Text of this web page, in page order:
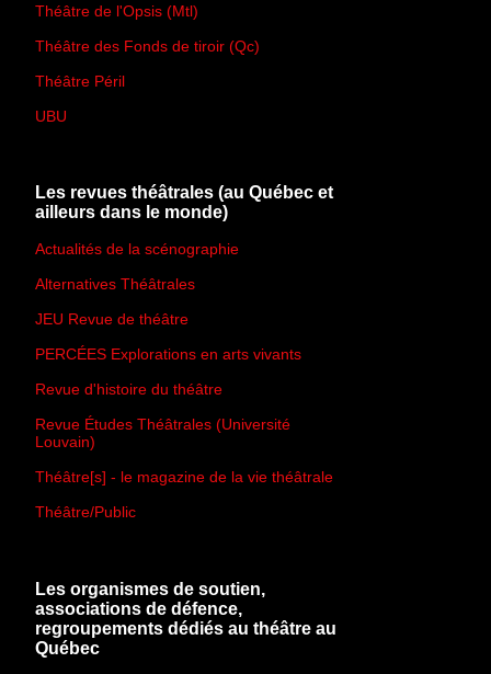
Théâtre de l'Opsis (Mtl)
Théâtre des Fonds de tiroir (Qc)
Théâtre Péril
UBU
Les revues théâtrales (au Québec et
ailleurs dans le monde)
Actualités de la scénographie
Alternatives Théâtrales
JEU Revue de théâtre
PERCÉES Explorations en arts vivants
Revue d'histoire du théâtre
Revue Études Théâtrales (Université
Louvain)
Théâtre[s] - le magazine de la vie théâtrale
Théâtre/Public
Les organismes de soutien,
associations de défence,
regroupements dédiés au théâtre au
Québec